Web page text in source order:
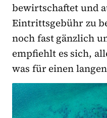
bewirtschaftet und
Eintrittsgebühr zu
noch fast gänzlich
empfiehlt es sich,
was für einen